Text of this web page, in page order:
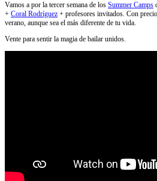
Vamos a por la tercer semana de los Summer Camps
+ Coral Rodríguez + profesores invitados. Con
verano, aunque sea el más diferente de tu vida.
Vente para sentir la magia de bailar unidos.